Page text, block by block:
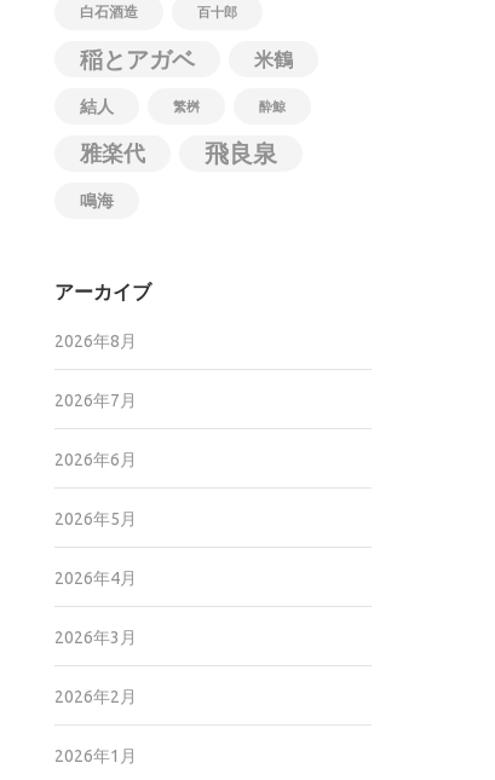
白石酒造 百十郎
稲とアガベ 米鶴
結人 繁桝 酔鯨
雅楽代 飛良泉
鳴海
アーカイブ
2026年8月
2026年7月
2026年6月
2026年5月
2026年4月
2026年3月
2026年2月
2026年1月